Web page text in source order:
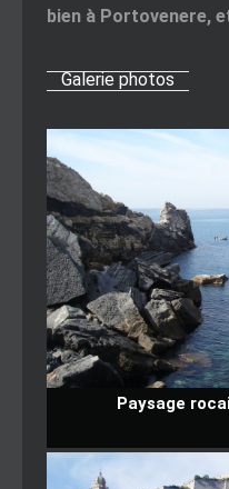
bien à Portovenere,
Galerie photos
Paysage